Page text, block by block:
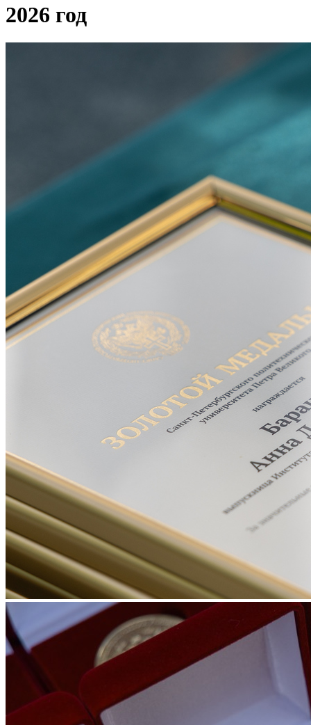
2026 год